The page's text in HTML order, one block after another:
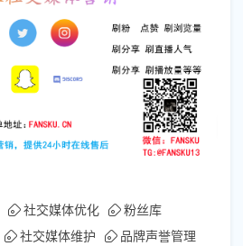
社交媒体优化
粉丝库
社交媒体维护
品牌声誉管理